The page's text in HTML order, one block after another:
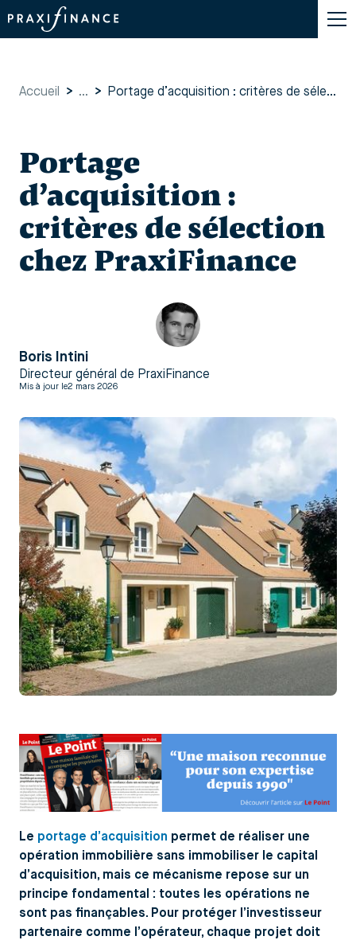
Accueil > ... > Portage d’acquisition : critères de sélection chez PraxiFinance
Portage
d’acquisition :
critères de sélection
chez PraxiFinance
Boris Intini
Directeur général de PraxiFinance
Mis à jour le2 mars 2026
Le portage d’acquisition permet de réaliser une
opération immobilière sans immobiliser le capital
d’acquisition, mais ce mécanisme repose sur un
principe fondamental : toutes les opérations ne
sont pas finançables. Pour protéger l’investisseur
partenaire comme l’opérateur, chaque projet doit